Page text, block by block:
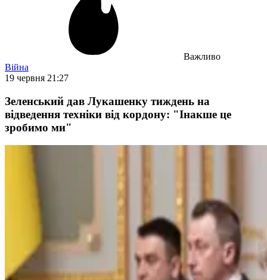
Важливо
Війна
19 червня 21:27
Зеленський дав Лукашенку тиждень на
відведення техніки від кордону: "Інакше це
зробимо ми"